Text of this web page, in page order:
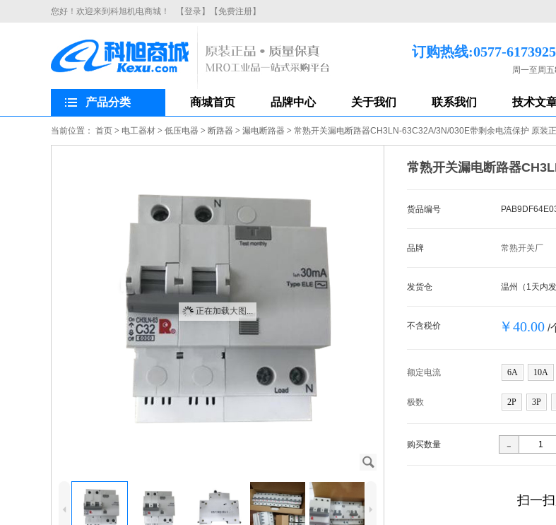
您好！欢迎来到科旭机电商城！ 【登录】 【免费注册】
订购热线:0577-
周一至周
产品分类 商城首页 品牌中心 关于我们 联系我们 技术文
当前位置： 首页 > 电工器材 > 低压电器 > 断路器 > 漏电断路器 > 常熟开关漏电断路器CH3LN-63C32A/3N/030E带剩余电流保护 原装
J
正在加载大图...
4 5
常熟开关漏电断路器
货品编号
品牌 常熟开关厂
发货仓 温州（1天内发
不含税价 ￥40.00 /
额定电流 6A 10A
极数 2P 3P
购买数量 -
扫一